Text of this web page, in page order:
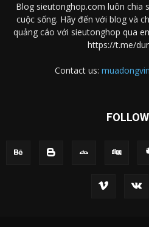
Blog sieutonghop.com luôn chia
cuộc sống. Hãy đến với blog và
quảng cáo với sieutonghop qua
https://t.me/
Contact us: